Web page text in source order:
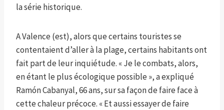
la série historique.
A Valence (est), alors que certains touristes se
contentaient d’aller à la plage, certains habitants ont
fait part de leur inquiétude. « Je le combats, alors,
en étant le plus écologique possible », a expliqué
Ramón Cabanyal, 66 ans, sur sa façon de faire face à
cette chaleur précoce. « Et aussi essayer de faire